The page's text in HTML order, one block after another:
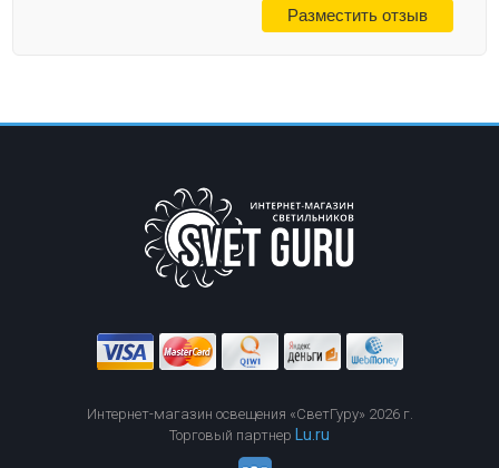
Интернет-магазин освещения «СветГуру» 2026 г.
Торговый партнер Lu.ru